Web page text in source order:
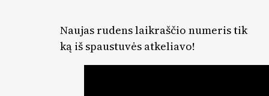
Naujas rudens laikraščio numeris tik
ką iš spaustuvės atkeliavo!